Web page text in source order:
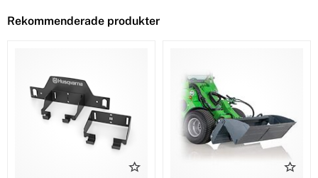
Rekommenderade produkter